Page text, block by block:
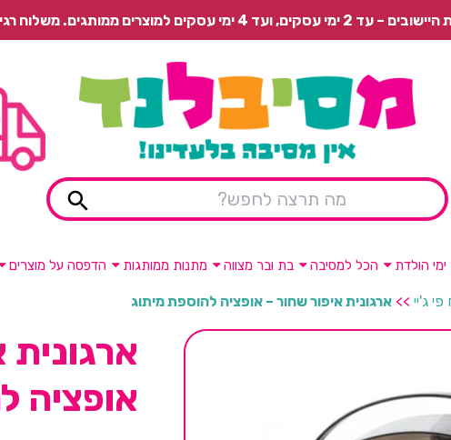
רגיל בתשלום או איסוף עצמי חינם.
ימי הולדת הכל למסיבה בת ובר מצווה מתנות ממותגות הדפסה על מוצרים
ג'יי >> ארגונית איפור שחור – אופציה להוספת מיתוג
ארגונית
אופציה